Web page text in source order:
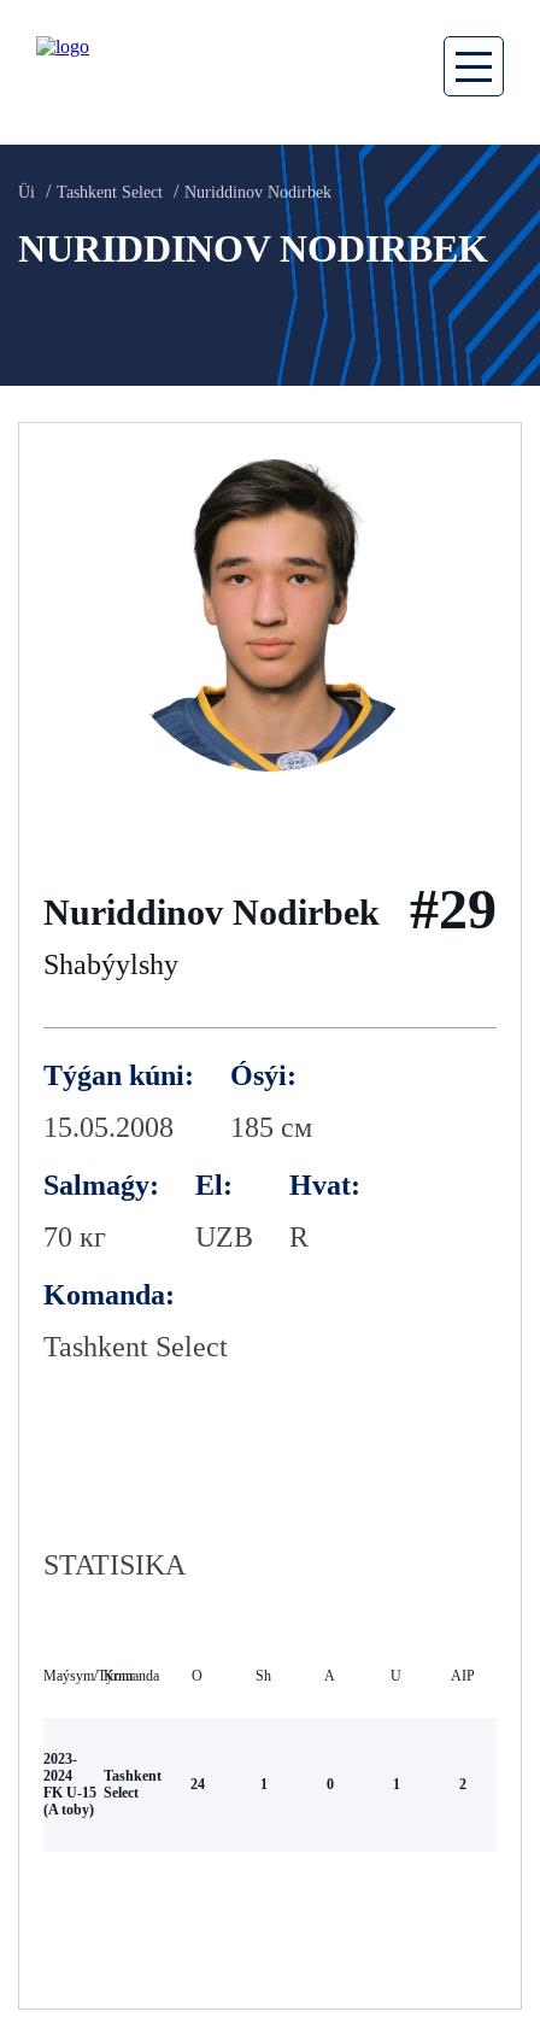
Üi Tashkent Select Nuriddinov Nodirbek
NURIDDINOV NODIRBEK
Nuriddinov Nodirbek
Shabýylshy
#29
Týǵan kúni:
15.05.2008
Ósýi:
185 см
Salmaǵy:
70 кг
El:
UZB
Hvat:
R
Komanda:
Tashkent Select
STATISIKA
Maýsym/TýrnırKomanda O Sh А U AIP
2023-
2024
FK U-15
(A toby)
Tashkent
Select
24 1 0 1 2